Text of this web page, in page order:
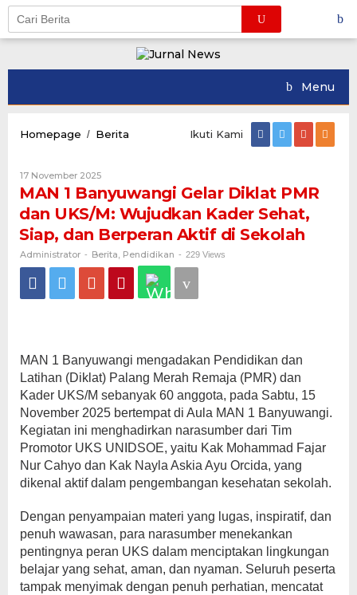
Skip
content
Menu
Homepage / Berita
Diklat
PMR
dan
UKS/M:
Sehat,
Siap,
Sekolah
Ikuti Kami
17 November 2025Oleh
MAN 1 Banyuwangi Gelar Diklat PMR
dan UKS/M: Wujudkan Kader Sehat,
Siap, dan Berperan Aktif di Sekolah
Administrator - Berita Pendidikan - 229 Views
MAN 1 Banyuwangi mengadakan Pendidikan dan
Latihan (Diklat) Palang Merah Remaja (PMR) dan
Kader UKS/M sebanyak 60 anggota, pada Sabtu, 15
November 2025 bertempat di Aula MAN 1 Banyuwangi.
Kegiatan ini menghadirkan narasumber dari Tim
Promotor UKS UNIDSOE, yaitu Kak Mohammad Fajar
Nur Cahyo dan Kak Nayla Askia Ayu Orcida, yang
dikenal aktif dalam pengembangan kesehatan sekolah.
Dengan penyampaian materi yang lugas, inspiratif, dan
penuh wawasan, para narasumber menekankan
pentingnya peran UKS dalam menciptakan lingkungan
belajar yang sehat, aman, dan nyaman. Seluruh peserta
tampak menyimak dengan penuh perhatian, mencatat